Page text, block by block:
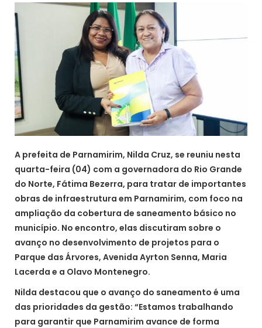
A prefeita de Parnamirim, Nilda Cruz, se reuniu nesta
quarta-feira (04) com a governadora do Rio Grande
do Norte, Fátima Bezerra, para tratar de importantes
obras de infraestrutura em Parnamirim, com foco na
ampliação da cobertura de saneamento básico no
município. No encontro, elas discutiram sobre o
avanço no desenvolvimento de projetos para o
Parque das Árvores, Avenida Ayrton Senna, Maria
Lacerda e a Olavo Montenegro.
Nilda destacou que o avanço do saneamento é uma
das prioridades da gestão: “Estamos trabalhando
para garantir que Parnamirim avance de forma